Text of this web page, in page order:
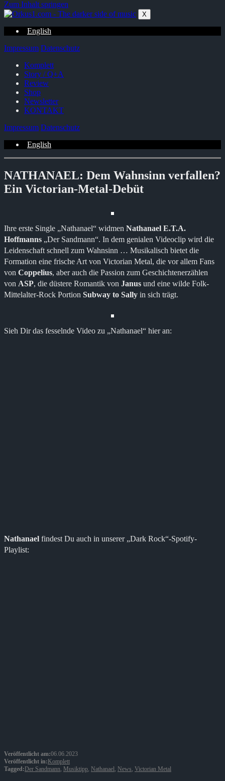
Zum Inhalt springen
X
English
Impressum Datenschutz
Komplett
Story / Q+A
Review
Shop
Newsletter
KONTAKT
Impressum Datenschutz
English
NATHANAEL: Dem Wahnsinn verfallen?
Ein Victorian-Metal-Debüt
Ihre erste Single „Nathanael“ widmen Nathanael E.T.A.
Hoffmanns „Der Sandmann“. In dem genialen Videoclip wird die
Leidenschaft schnell zum Wahnsinn … Musikalisch bietet die
Formation eine frische Art von Victorian Metal, die vor allem Fans
von Coppelius, aber auch die Passion zum Geschichtenerzählen
von ASP, die düstere Romantik von Janus und eine wilde Folk-
Mittelalter-Rock Portion Subway to Sally in sich trägt.
Sieh Dir das fesselnde Video zu „Nathanael“ hier an:
Nathanael findest Du auch in unserer „Dark Rock“-Spotify-
Playlist:
Veröffentlicht am:06.06.2023
Veröffentlicht in:Komplett
Tagged:Der Sandmann, Musiktipp, Nathanael, News, Victorian Metal